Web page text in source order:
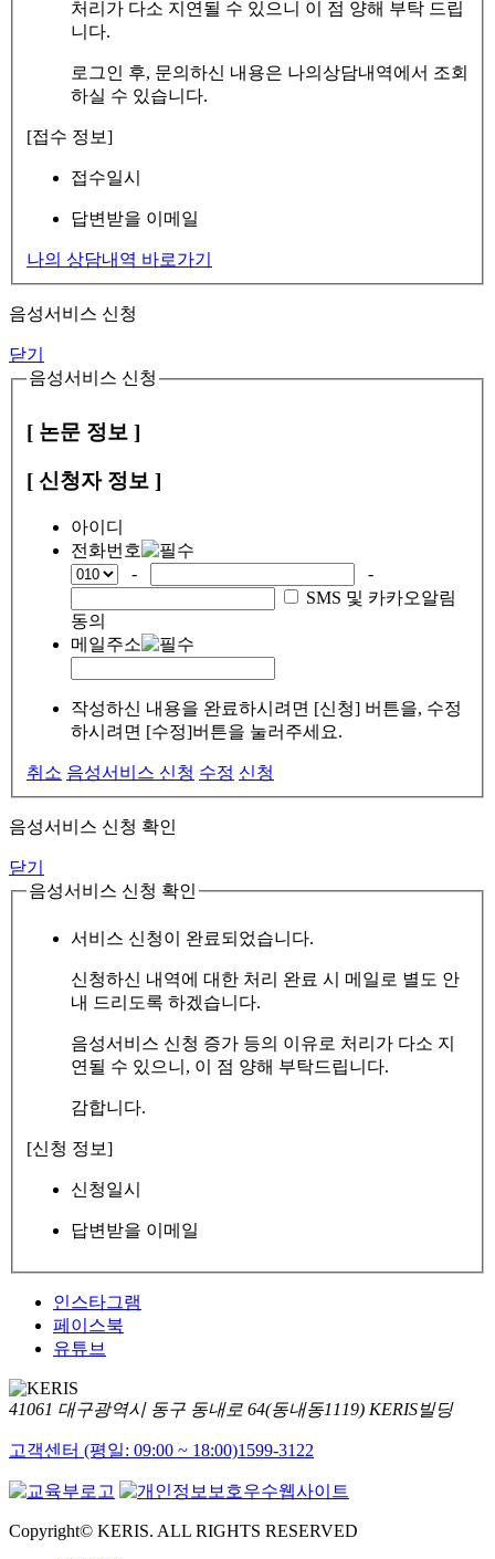
처리가 다소 지연될 수 있으니 이 점 양해 부탁 드립
니다.
로그인 후, 문의하신 내용은 나의상담내역에서 조회
하실 수 있습니다.
[접수 정보]
접수일시
답변받을 이메일
나의 상담내역 바로가기
음성서비스 신청
닫기
음성서비스 신청
[ 논문 정보 ]
[ 신청자 정보 ]
아이디
전화번호
-
-
SMS 및 카카오알림
동의
메일주소
작성하신 내용을 완료하시려면 [신청] 버튼을, 수정
하시려면 [수정]버튼을 눌러주세요.
취소 음성서비스 신청 수정 신청
음성서비스 신청 확인
닫기
음성서비스 신청 확인
서비스 신청이 완료되었습니다.
신청하신 내역에 대한 처리 완료 시 메일로 별도 안
내 드리도록 하겠습니다.
음성서비스 신청 증가 등의 이유로 처리가 다소 지
연될 수 있으니, 이 점 양해 부탁드립니다.
감합니다.
[신청 정보]
신청일시
답변받을 이메일
인스타그램
페이스북
유튜브
41061 대구광역시 동구 동내로 64(동내동1119) KERIS빌딩
고객센터 (평일: 09:00 ~ 18:00)1599-3122
Copyright© KERIS. ALL RIGHTS RESERVED